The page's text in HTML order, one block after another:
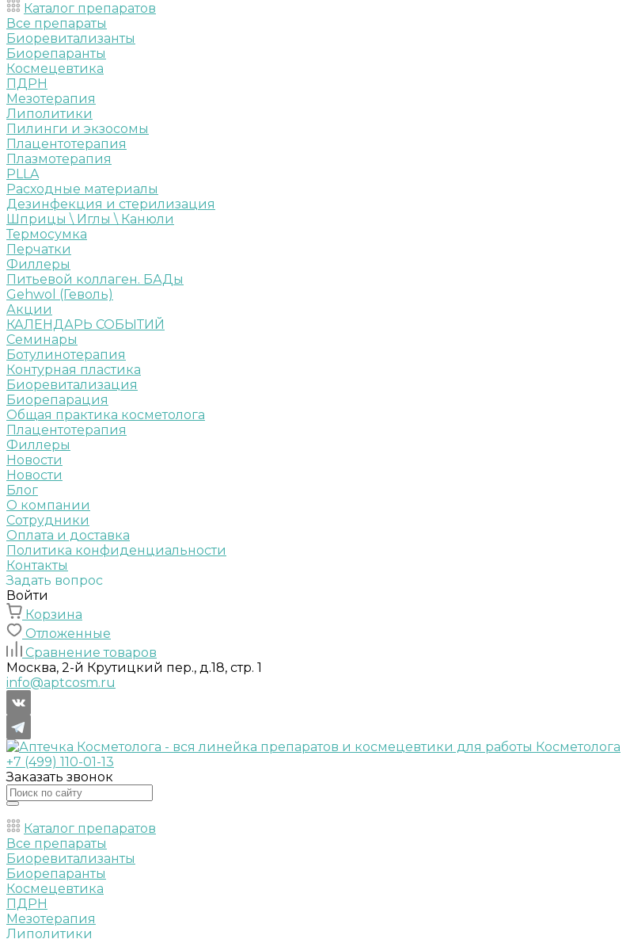
Каталог препаратов
Все препараты
Биоревитализанты
Биорепаранты
Космецевтика
ПДРН
Мезотерапия
Липолитики
Пилинги и экзосомы
Плацентотерапия
Плазмотерапия
PLLA
Расходные материалы
Дезинфекция и стерилизация
Шприцы \ Иглы \ Канюли
Термосумка
Перчатки
Филлеры
Питьевой коллаген. БАДы
Gehwol (Геволь)
Акции
КАЛЕНДАРЬ СОБЫТИЙ
Семинары
Ботулинотерапия
Контурная пластика
Биоревитализация
Биорепарация
Общая практика косметолога
Плацентотерапия
Филлеры
Новости
Новости
Блог
О компании
Сотрудники
Оплата и доставка
Политика конфиденциальности
Контакты
Задать вопрос
Войти
Корзина
Отложенные
Сравнение товаров
Москва, 2-й Крутицкий пер., д.18, стр. 1
info@aptcosm.ru
+7 (499) 110-01-13
Заказать звонок
Каталог препаратов
Все препараты
Биоревитализанты
Биорепаранты
Космецевтика
ПДРН
Мезотерапия
Липолитики